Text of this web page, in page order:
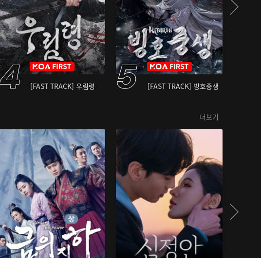
[FAST TRACK] 우림령 [FAST TRACK] 빙호중생
더보기